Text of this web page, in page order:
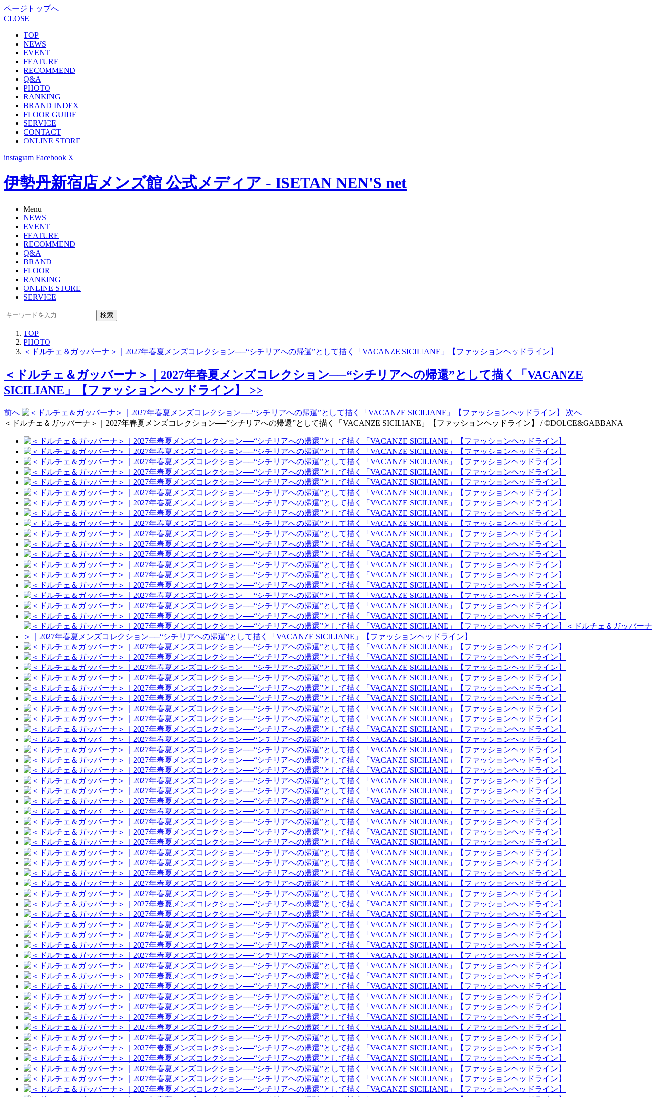
ページトップへ
CLOSE
TOP
NEWS
EVENT
FEATURE
RECOMMEND
Q&A
PHOTO
RANKING
BRAND INDEX
FLOOR GUIDE
SERVICE
CONTACT
ONLINE STORE
instagram Facebook X
伊勢丹新宿店メンズ館 公式メディア - ISETAN NEN'S net
Menu
NEWS
EVENT
FEATURE
RECOMMEND
Q&A
BRAND
FLOOR
RANKING
ONLINE STORE
SERVICE
検索
TOP
PHOTO
＜ドルチェ＆ガッバーナ＞｜2027年春夏メンズコレクション──“シチリアへの帰還”として描く「VACANZE SICILIANE」【ファッションヘッドライン】
＜ドルチェ＆ガッバーナ＞｜2027年春夏メンズコレクション──“シチリアへの帰還”として描く「VACANZE
SICILIANE」【ファッションヘッドライン】 >>
前へ
次へ
＜ドルチェ＆ガッバーナ＞｜2027年春夏メンズコレクション──“シチリアへの帰還”として描く「VACANZE SICILIANE」【ファッションヘッドライン】 / ©DOLCE&GABBANA